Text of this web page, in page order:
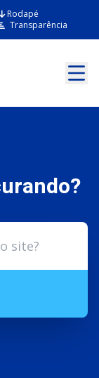
Rodapé
Transparência